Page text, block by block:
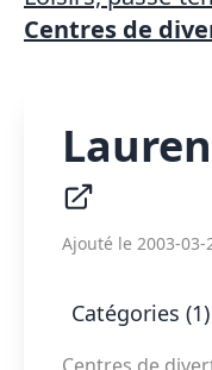
Centres de
Ajouté le 2003-03-
Catégories (1)